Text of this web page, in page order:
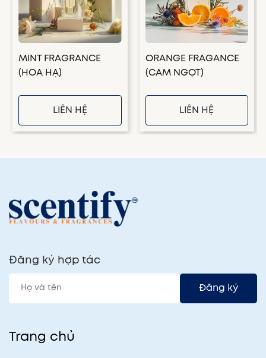
MINT FRAGRANCE
(HOA HẠ)
LIÊN HỆ
ORANGE FRAGANCE
(CAM NGỌT)
LIÊN HỆ
Đăng ký hợp tác
Đăng ký
Trang chủ